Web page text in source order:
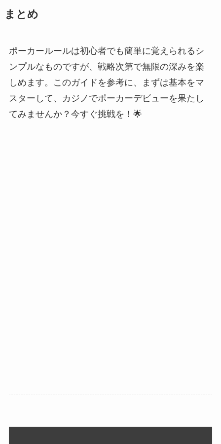
まとめ
ポーカールールは初心者でも簡単に覚えられるシ
ンプルなものですが、戦略次第で無限の深みを楽
しめます。このガイドを参考に、まずは基本をマ
スターして、カジノでポーカーデビューを果たし
てみませんか？今すぐ挑戦を！🌟